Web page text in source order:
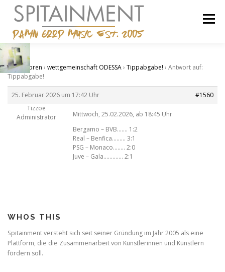
springen
Menü
STARTSEITE
Start› Foren › wettgemeinschaft ODESSA› Tippabgabe! › Antwort auf:
Tippabgabe!
25. Februar 2026 um 17:42 Uhr
#1560
Tizzoe
Administrator
Mittwoch, 25.02.2026, ab 18:45 Uhr
Bergamo – BVB……. 1:2
Real – Benfica……… 3:1
PSG – Monaco…….. 2:0
Juve – Gala…………. 2:1
WHOS THIS
Spitainment versteht sich seit seiner Gründung im Jahr 2005 als eine
Plattform, die die Zusammenarbeit von Künstlerinnen und Künstlern
fördern soll.